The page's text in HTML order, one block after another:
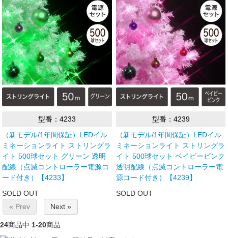
型番：4233
（新モデル/1年間保証）LEDイル
ミネーションライト ストリングラ
イト 500球セット グリーン 透明
配線（点滅コントローラー電源コ
ード付き）【4233】
SOLD OUT
型番：4239
（新モデル/1年間保証）LEDイル
ミネーションライト ストリングラ
イト 500球セット ベイビーピンク
透明配線（点滅コントローラー電
源コード付き）【4239】
SOLD OUT
« Prev
Next »
24商品中 1-20商品